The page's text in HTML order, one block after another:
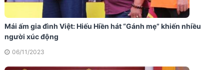
Mái ấm gia đình Việt: Hiếu Hiền hát “Gánh mẹ” khiến nhiều
người xúc động
06/11/2023